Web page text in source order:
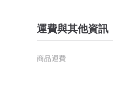
運費與其他資訊
商品運費